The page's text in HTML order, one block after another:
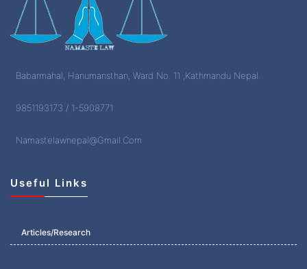
Babarmahal, Hanumansthan, Ward No. 11 ,Kathmandu Nepal.
9851193173 / 1-5908771
Namastelawnepal@Gmail.Com
Useful Links
Articles/Research